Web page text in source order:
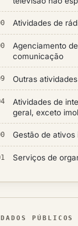
Atividades de
Agenciamento
comunicação
Outras
Atividades de
geral, exceto
Gestão de
Serviços de
PÚBLICOS